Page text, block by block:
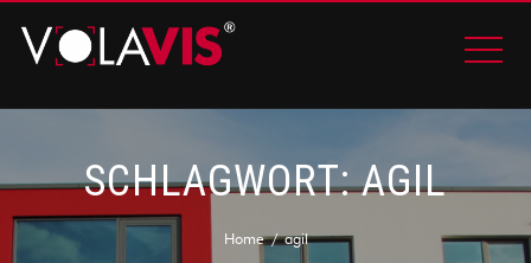
SCHLAGWORT:AGIL
Home agil